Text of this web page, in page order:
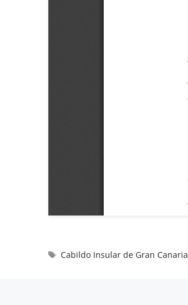
Cabildo Insular de Gran Canaria